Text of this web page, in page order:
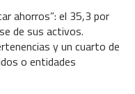
ahorros”: el 35,3 por
de sus activos.
y un cuarto de
o entidades